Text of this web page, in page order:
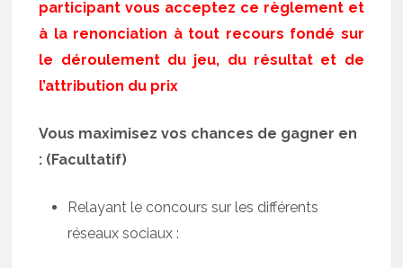
participant vous acceptez ce règlement et
à la renonciation à tout recours fondé sur
le déroulement du jeu, du résultat et de
l’attribution du prix
Vous maximisez vos chances de gagner en
: (Facultatif)
Relayant le concours sur les différents
réseaux sociaux :